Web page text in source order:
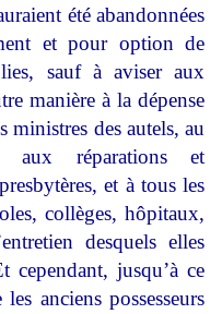
été abandonnées
et pour option de
sauf à aviser aux
manière à la dépense
ministres des autels, au
aux réparations et
et à tous les
collèges, hôpitaux,
desquels elles
cependant, jusqu’à ce
anciens possesseurs